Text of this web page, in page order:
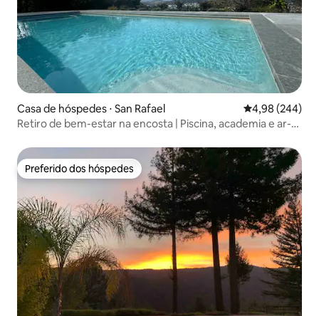
Casa de hóspedes ⋅ San Rafael 4,98 de uma
4,98 (244)
Retiro de bem-estar na encosta | Piscina, academia e ar-
Preferido dos hóspedes
Preferido dos hóspedes